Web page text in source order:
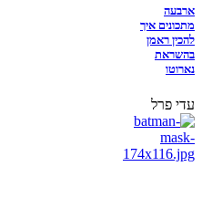
ארבעה
מתכונים איך
להכין ראמן
בהשראת
נארוטו
עדי פרל